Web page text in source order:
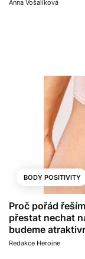
Anna Vošalíková
BODY POSITIVITY
Proč pořád
přestat nechat
budeme
Redakce Heroine